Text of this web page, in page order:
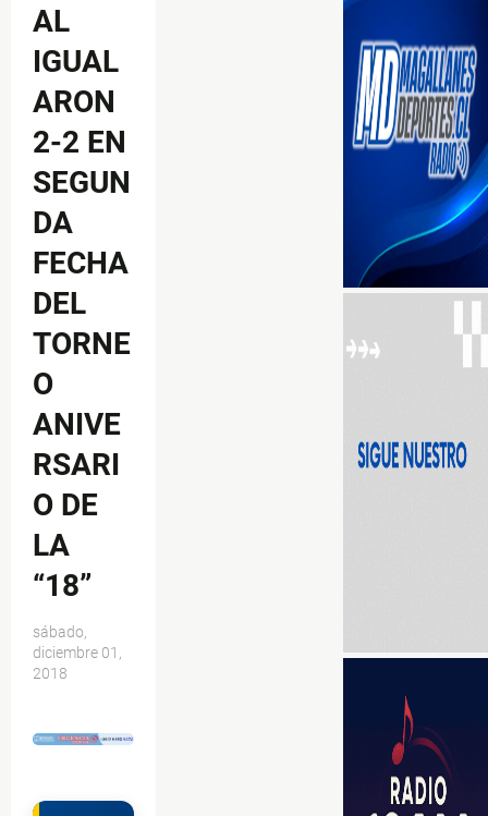
AL
IGUAL
ARON
2-2 EN
SEGUN
DA
FECHA
DEL
TORNE
O
ANIVE
RSARI
O DE
LA
“18”
sábado,
diciembre 01,
2018